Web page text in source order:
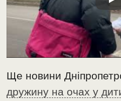
Ще новини
дружину на очах у